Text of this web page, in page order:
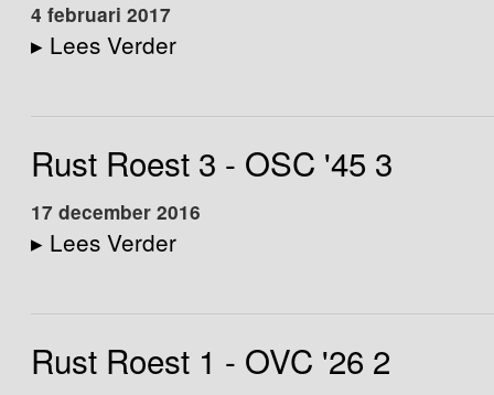
4 februari 2017
▸ Lees Verder
Rust Roest 3 - OSC '45 3
17 december 2016
▸ Lees Verder
Rust Roest 1 - OVC '26 2